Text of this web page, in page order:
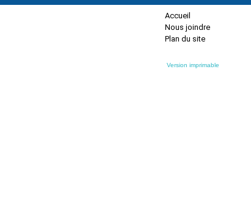
Accueil
Nous joindre
Plan du site
Version imprimable